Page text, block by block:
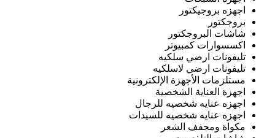
اجهزه بروجيكتور
بروجكتور
شاشات البروجكتور
اكسسوارات كمبيوتر
تليفونات ارضي سلكيه
تليفونات ارضي لاسلكيه
مستلزمات الأجهزة الإلكترونية
اجهزة العناية الشخصية
اجهزه عنايه شخصيه للرجال
اجهزه عنايه شخصيه للسيدات
مكواة ومجفف الشعر